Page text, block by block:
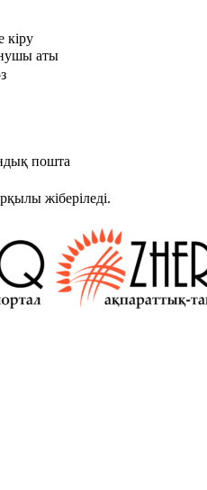
кіру
аты
пошта
жіберіледі.